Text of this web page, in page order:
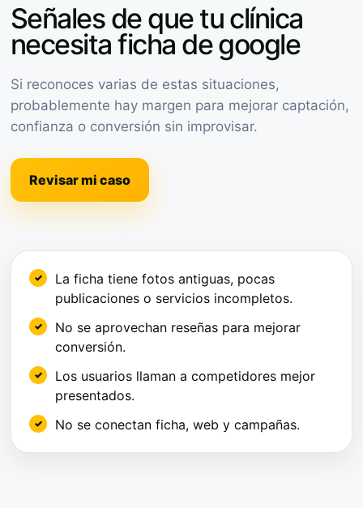
Señales de que tu clínica
necesita ficha de google
Si reconoces varias de estas situaciones,
probablemente hay margen para mejorar captación,
confianza o conversión sin improvisar.
Revisar mi caso
La ficha tiene fotos antiguas, pocas
publicaciones o servicios incompletos.
No se aprovechan reseñas para mejorar
conversión.
Los usuarios llaman a competidores mejor
presentados.
No se conectan ficha, web y campañas.